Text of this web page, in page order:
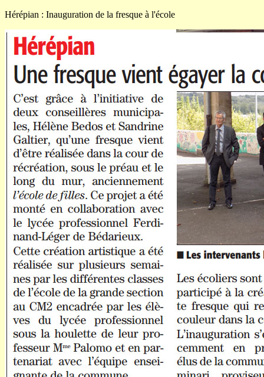
Hérépian : Inauguration de la fresque à l'école